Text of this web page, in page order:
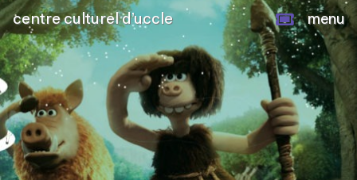
centre culturel d’uccle menu